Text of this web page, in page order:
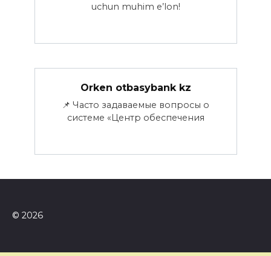
uchun muhim e’lon!
Orken otbasybank kz
📌 Часто задаваемые вопросы о
системе «Центр обеспечения
© 2026